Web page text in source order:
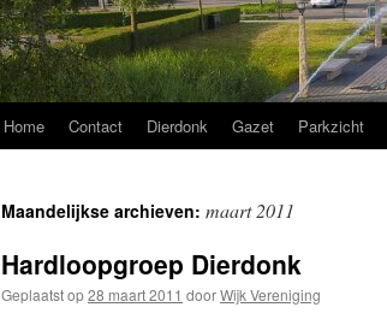
Home Contact Dierdonk Gazet Parkzicht
Maandelijkse archieven: maart 2011
Hardloopgroep Dierdonk
Geplaatst op28 maart 2011 doorWijk Vereniging